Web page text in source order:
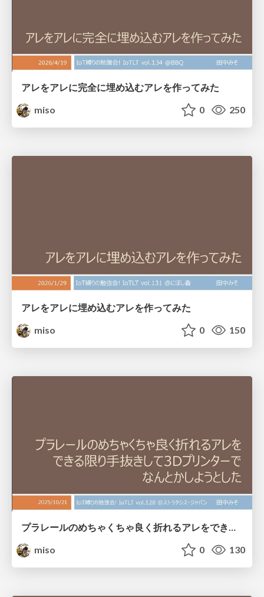
アレをアレに完全に埋め込むアレを作ってみた
miso
0 250
アレをアレに埋め込むアレを作ってみた
miso
0 150
プラレールのめちゃくちゃ良く折れるアレをできる限り手抜きして3Dプリンターでなんとかしようとした
miso
0 130